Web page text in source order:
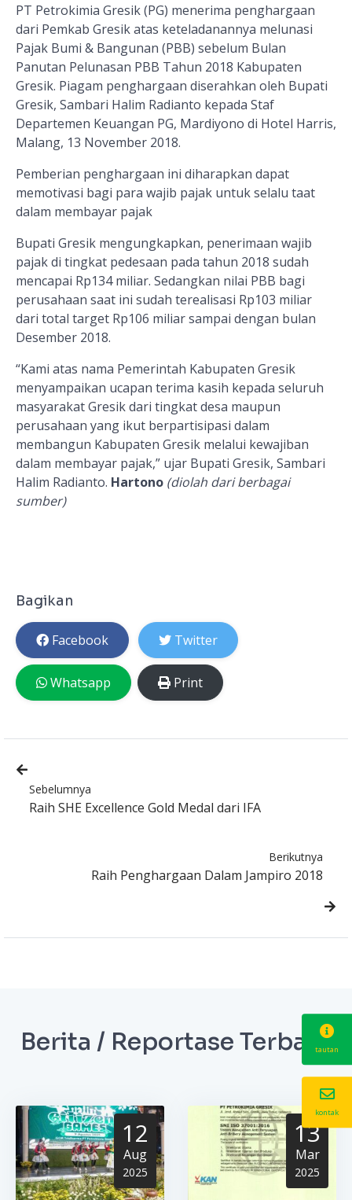
PT Petrokimia Gresik (PG) menerima penghargaan
dari Pemkab Gresik atas keteladanannya melunasi
Pajak Bumi & Bangunan (PBB) sebelum Bulan
Panutan Pelunasan PBB Tahun 2018 Kabupaten
Gresik. Piagam penghargaan diserahkan oleh Bupati
Gresik, Sambari Halim Radianto kepada Staf
Departemen Keuangan PG, Mardiyono di Hotel Harris,
Malang, 13 November 2018.
Pemberian penghargaan ini diharapkan dapat
memotivasi bagi para wajib pajak untuk selalu taat
dalam membayar pajak
Bupati Gresik mengungkapkan, penerimaan wajib
pajak di tingkat pedesaan pada tahun 2018 sudah
mencapai Rp134 miliar. Sedangkan nilai PBB bagi
perusahaan saat ini sudah terealisasi Rp103 miliar
dari total target Rp106 miliar sampai dengan bulan
Desember 2018.
“Kami atas nama Pemerintah Kabupaten Gresik
menyampaikan ucapan terima kasih kepada seluruh
masyarakat Gresik dari tingkat desa maupun
perusahaan yang ikut berpartisipasi dalam
membangun Kabupaten Gresik melalui kewajiban
dalam membayar pajak,” ujar Bupati Gresik, Sambari
Halim Radianto. Hartono (diolah dari berbagai
sumber)
Bagikan
Facebook Twitter
Whatsapp Print
Sebelumnya
Raih SHE Excellence Gold Medal dari IFA
Berikutnya
Raih Penghargaan Dalam Jampiro 2018
Berita / Reportase Terbaru
12
Aug
2025
13
Mar
2025
tautan
kontak